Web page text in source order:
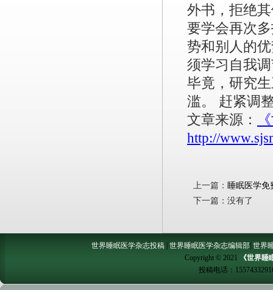
外书，拒绝
要学会再次
势和别人的
须学习自我
毕竟，研究
滥。 赶紧调
文章来源：
http://
上一篇： 睡眠医学免
下一篇：没有了
世界睡眠医学杂志投稿 |世界睡眠医学杂志编辑部 |世界
Copyright © 2021
《世界
投稿电话：